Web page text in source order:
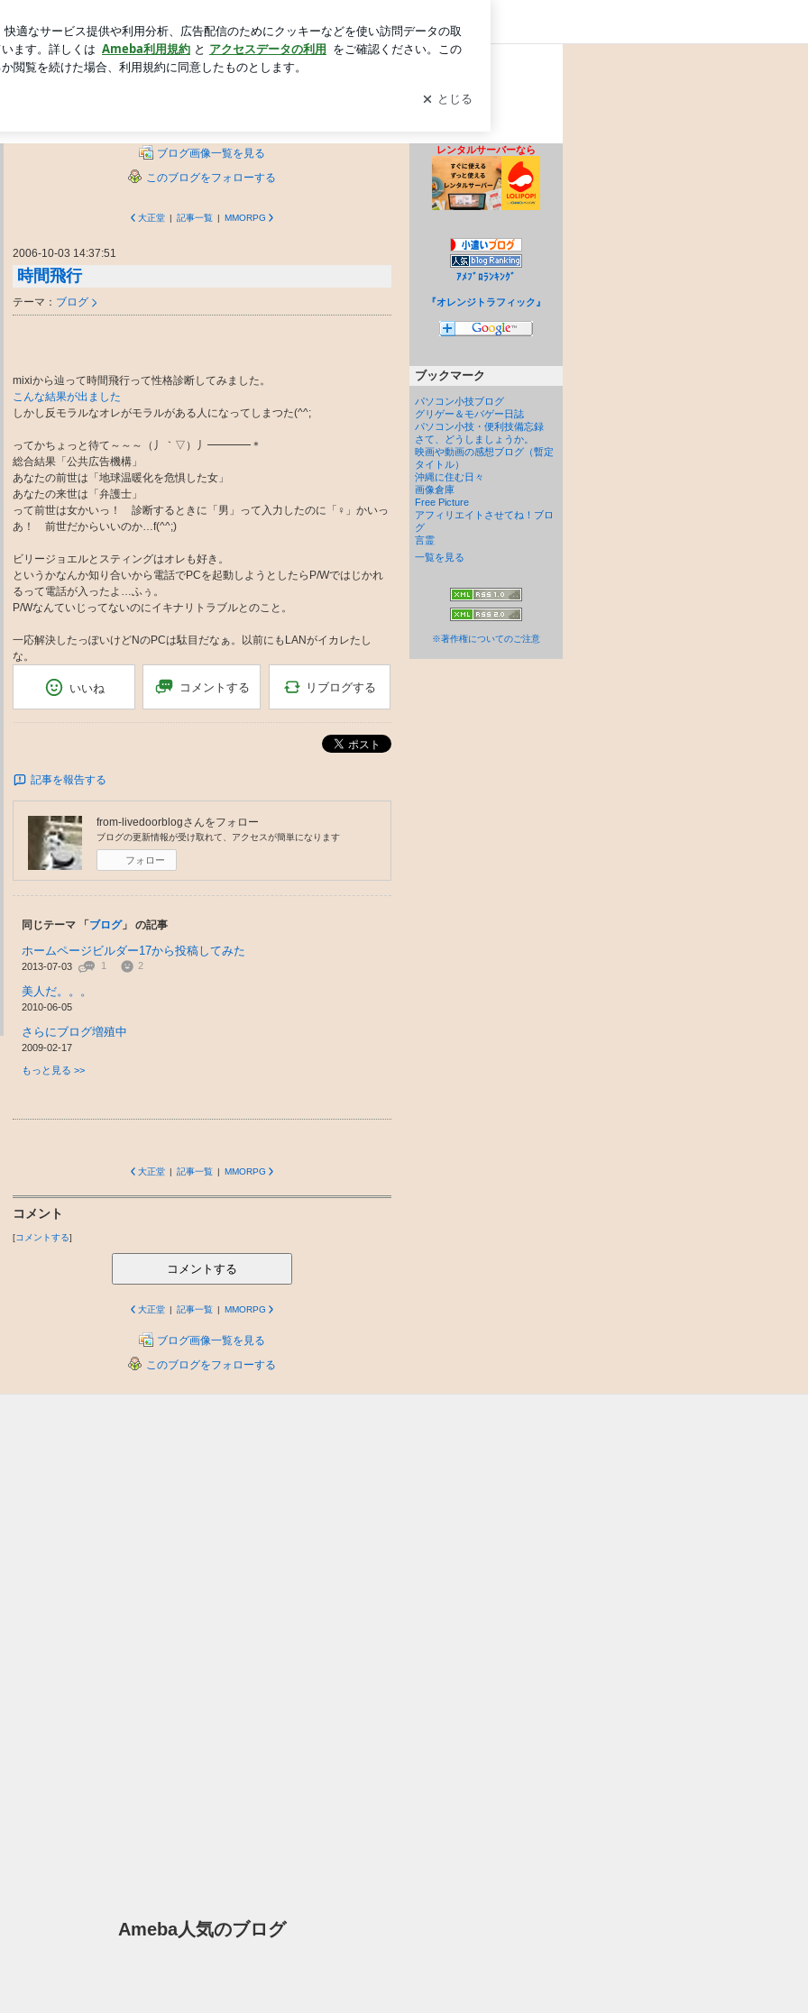
た博多ラーメン
したものか。
たい）。くだらない日記。マスゴミ批評。
ブログ画像一覧を見る
このブログをフォローする
大正堂 | 記事一覧 | MMORPG
2006-10-03 14:37:51
時間飛行
テーマ： ブログ
mixiから辿って時間飛行って性格診断してみました。
こんな結果が出ました
しかし反モラルなオレがモラルがある人になってしまつた(^^;
ってかちょっと待て～～～（丿｀▽）丿━━━━＊
総合結果「公共広告機構」
あなたの前世は「地球温暖化を危惧した女」
あなたの来世は「弁護士」
って前世は女かいっ！ 診断するときに「男」って入力したのに「♀」かいっ
あ！ 前世だからいいのか…f(^^;)
ビリージョエルとスティングはオレも好き。
というかなんか知り合いから電話でPCを起動しようとしたらP/Wではじかれ
るって電話が入ったよ…ふぅ。
P/Wなんていじってないのにイキナリトラブルとのこと。
一応解決したっぽいけどNのPCは駄目だなぁ。以前にもLANがイカレたし
な。
いいね コメントする リブログする
ポスト
記事を報告する
from-livedoorblogさんをフォロー
ブログの更新情報が受け取れて、アクセスが簡単になります
フォロー
同じテーマ 「 ブログ」 の記事
ホームページビルダー17から投稿してみた
2013-07-03 1 2
美人だ。。。
2010-06-05
さらにブログ増殖中
2009-02-17
もっと見る >>
大正堂 | 記事一覧 | MMORPG
コメント
[コメントする]
コメントする
大正堂 | 記事一覧 | MMORPG
ブログ画像一覧を見る
このブログをフォローする
レンタルサーバーなら
ｱﾒﾌﾞﾛﾗﾝｷﾝｸﾞ
『オレンジトラフィック』
ブックマーク
パソコン小技ブログ
グリゲー＆モバゲー日誌
パソコン小技・便利技備忘録
さて、どうしましょうか。
映画や動画の感想ブログ（暫定
タイトル）
沖縄に住む日々
画像倉庫
Free Picture
アフィリエイトさせてね！ブロ
グ
言霊
一覧を見る
※著作権についてのご注意
Ameba人気のブログ